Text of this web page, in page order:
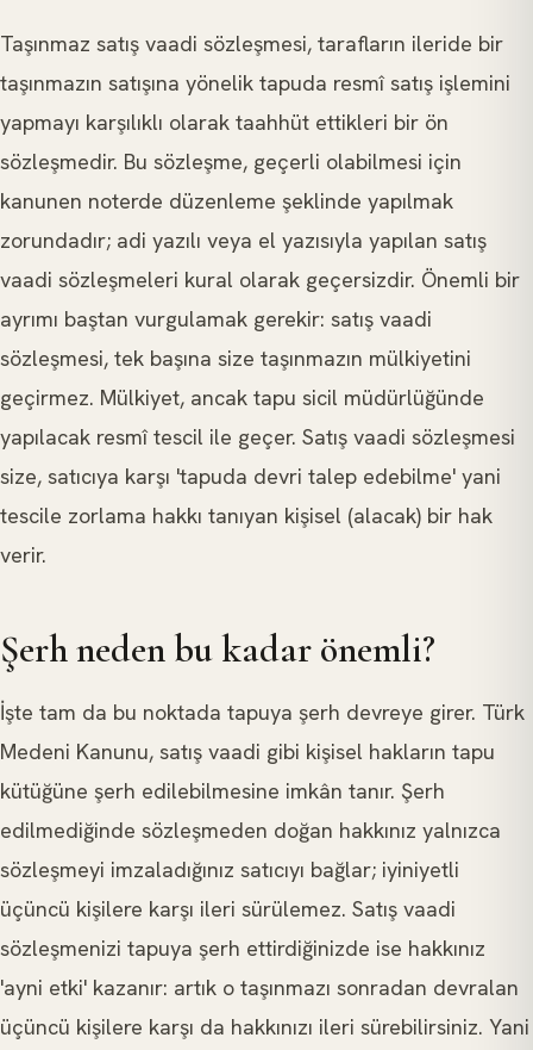
Taşınmaz satış vaadi sözleşmesi, tarafların ileride bir
taşınmazın satışına yönelik tapuda resmî satış işlemini
yapmayı karşılıklı olarak taahhüt ettikleri bir ön
sözleşmedir. Bu sözleşme, geçerli olabilmesi için
kanunen noterde düzenleme şeklinde yapılmak
zorundadır; adi yazılı veya el yazısıyla yapılan satış
vaadi sözleşmeleri kural olarak geçersizdir. Önemli bir
ayrımı baştan vurgulamak gerekir: satış vaadi
sözleşmesi, tek başına size taşınmazın mülkiyetini
geçirmez. Mülkiyet, ancak tapu sicil müdürlüğünde
yapılacak resmî tescil ile geçer. Satış vaadi sözleşmesi
size, satıcıya karşı 'tapuda devri talep edebilme' yani
tescile zorlama hakkı tanıyan kişisel (alacak) bir hak
verir.
Şerh neden bu kadar önemli?
İşte tam da bu noktada tapuya şerh devreye girer. Türk
Medeni Kanunu, satış vaadi gibi kişisel hakların tapu
kütüğüne şerh edilebilmesine imkân tanır. Şerh
edilmediğinde sözleşmeden doğan hakkınız yalnızca
sözleşmeyi imzaladığınız satıcıyı bağlar; iyiniyetli
üçüncü kişilere karşı ileri sürülemez. Satış vaadi
sözleşmenizi tapuya şerh ettirdiğinizde ise hakkınız
'ayni etki' kazanır: artık o taşınmazı sonradan devralan
üçüncü kişilere karşı da hakkınızı ileri sürebilirsiniz. Yani